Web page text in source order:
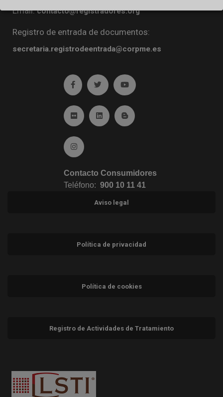
Email:contacto@registradores.org
Registro de entrada de documentos:
secretaria.registrodeentrada@corpme.es
Ir a facebook (abre en ventana nueva)
Ir a twitter (abre en ventana nueva)
Ir a YouTube (abre en
Ir a Flickr (abre en ventana nueva)
Ir a Linkedin (abre en ventana nueva)
Ir al Blog (abre en ventana
Ir a Instagram (abre en ventana nueva)
Contacto Consumidores
Teléfono: 900 10 11 41
Aviso legal
Política de privacidad
Política de cookies
Registro de Actividades de Tratamiento